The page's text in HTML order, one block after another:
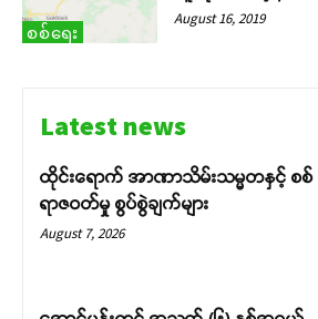
စစ်ရေး
August 16, 2019
Latest news
ထိုင်းရောက် အာဏာသိမ်းသမ္မတနှင့် စစ်
ရာဇဝတ်မှု စွပ်စွဲချက်များ
August 7, 2026